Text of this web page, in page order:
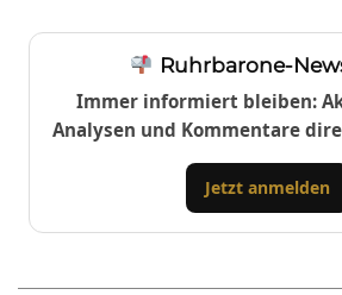
Ruhrbarone-
Immer informiert bleiben:
Analysen und Kommentare
Jetzt anmelden